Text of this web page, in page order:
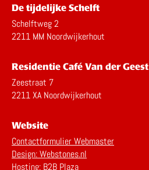
De tijdelijke Schelft
Schelftweg 2
2211 MM Noordwijkerhout
Residentie Café Van der Geest
Zeestraat 7
2211 XA Noordwijkerhout
Website
Contactformulier Webmaster
Design: Webstones.nl
Hosting: B2B Plaza